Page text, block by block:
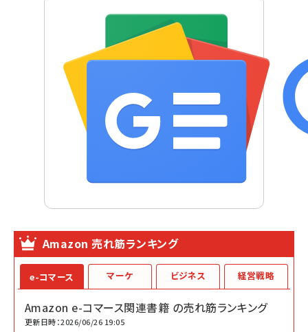
Amazon 売れ筋ランキング
e-コマース
Amazon e-コマース関連書籍 の売れ筋ランキング
更新日時：2026/06/26 19:05
マーケ ビジネス 経営戦略